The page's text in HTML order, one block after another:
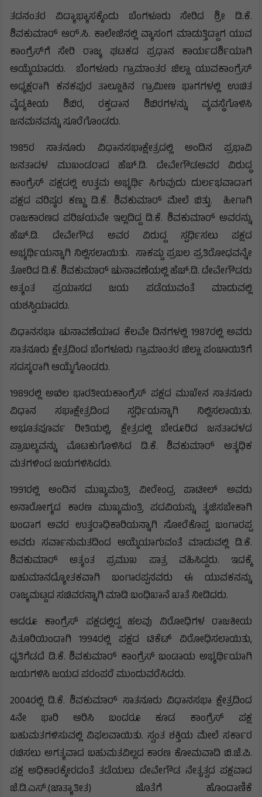
ತದನಂತರ ವಿದ್ಯಾಭ್ಯಾಸಕ್ಕೆಂದು ಬೆಂಗಳೂರು ಸೇರಿದ ಶ್ರೀ ಡಿ.ಕೆ.
ಶಿವಕುಮಾರ್ ಆರ್.ಸಿ. ಕಾಲೇಜಿನಲ್ಲಿ ವ್ಯಾಸಂಗ ಮಾಡುತ್ತಿದ್ದಾಗ ಯುವ
ಕಾಂಗ್ರೆಸ್‍ಗೆ ಸೇರಿ ರಾಜ್ಯ ಘಟಕದ ಪ್ರಧಾನ ಕಾರ್ಯದರ್ಶಿಯಾಗಿ
ಆಯ್ಕೆಯಾದರು. ಬೆಂಗಳೂರು ಗ್ರಾಮಾಂತರ ಜಿಲ್ಲಾ ಯುವಕಾಂಗ್ರೆಸ್‍
ಅಧ್ಯಕ್ಷರಾಗಿ ಕನಕಪುರ ತಾಲ್ಲೂಕಿನ ಗ್ರಾಮೀಣ ಭಾಗಗಳಲ್ಲಿ ಉಚಿತ
ವೈದ್ಯಕೀಯ ಶಿಬಿರ, ರಕ್ತದಾನ ಶಿಬಿರಗಳನ್ನು ವ್ಯವಸ್ಥೆಗೊಳಿಸಿ
ಜನಮನವನ್ನು ಸೂರೆಗೊಂಡರು.
1985ರ ಸಾತನೂರು ವಿಧಾನಸಭಾಕ್ಷೇತ್ರದಲ್ಲಿ ಅಂದಿನ ಪ್ರಭಾವಿ
ಜನತಾದಳ ಮುಖಂಡರಾದ ಹೆಚ್.ಡಿ. ದೇವೇಗೌಡಅವರ ವಿರುದ್ಧ
ಕಾಂಗ್ರೆಸ್ ಪಕ್ಷದಲ್ಲಿ ಉತ್ತಮ ಅಭ್ಯರ್ಥಿ ಸಿಗುವುದು ದುರ್ಲಭವಾದಾಗ
ಪಕ್ಷದ ವರಿಷ್ಠರ ಕಣ್ಣು ಡಿ.ಕೆ. ಶಿವಕುಮಾರ್ ಮೇಲೆ ಬಿತ್ತು. ಹೀಗಾಗಿ
ರಾಜಕಾರಣದ ಪರಿಚಯವೇ ಇಲ್ಲದಿದ್ದ ಡಿ.ಕೆ. ಶಿವಕುಮಾರ್ ಅವರನ್ನು
ಹೆಚ್.ಡಿ. ದೇವೇಗೌಡ ಅವರ ವಿರುದ್ದ ಸ್ಪರ್ಧಿಸಲು ಪಕ್ಷದ
ಅಭ್ಯರ್ಥಿಯನ್ನಾಗಿ ನಿಲ್ಲಿಸಲಾಯಿತು. ಸಾಕಷ್ಟು ಪ್ರಬಲ ಪ್ರತಿರೋಧವನ್ನೇ
ತೋರಿದ ಡಿ.ಕೆ. ಶಿವಕುಮಾರ್ ಚುನಾವಣೆಯಲ್ಲಿ ಹೆಚ್.ಡಿ. ದೇವೇಗೌಡರು
ಅತ್ಯಂತ ಪ್ರಯಾಸದ ಜಯ ಪಡೆಯುವಂತೆ ಮಾಡುವಲ್ಲಿ
ಯಶಸ್ವಿಯಾದರು.
ವಿಧಾನಸಭಾ ಚುನಾವಣೆಯಾದ ಕೆಲವೇ ದಿನಗಳಲ್ಲಿ 1987ರಲ್ಲಿ ಅವರು
ಸಾತನೂರು ಕ್ಷೇತ್ರದಿಂದ ಬೆಂಗಳೂರು ಗ್ರಾಮಾಂತರ ಜಿಲ್ಲಾ ಪಂಚಾಯಿತಿಗೆ
ಸದಸ್ಯರಾಗಿ ಆಯ್ಕೆಗೊಂಡರು.
1989ರಲ್ಲಿ ಅಖಿಲ ಭಾರತೀಯಕಾಂಗ್ರೆಸ್ ಪಕ್ಷದ ಮುಖೇನ ಸಾತನೂರು
ವಿಧಾನ ಸಭಾಕ್ಷೇತ್ರದಿಂದ ಸ್ಪರ್ಧಿಯನ್ನಾಗಿ ನಿಲ್ಲಿಸಲಾಯಿತು.
ಅಭೂತಪೂರ್ವ ರೀತಿಯಲ್ಲಿ, ಕ್ಷೇತ್ರದಲ್ಲಿ ಬೇರೂರಿದ ಜನತಾದಳದ
ಪ್ರಾಬಲ್ಯವನ್ನು ಮೊಟಕುಗೊಳಿಸಿದ ಡಿ.ಕೆ. ಶಿವಕುಮಾರ್ ಅತ್ಯಧಿಕ
ಮತಗಳಿಂದ ಜಯಗಳಿಸಿದರು.
1991ರಲ್ಲಿ ಅಂದಿನ ಮುಖ್ಯಮಂತ್ರಿ ವೀರೇಂದ್ರ ಪಾಟೀಲ್‍ ಅವರು
ಅನಾರೋಗ್ಯದ ಕಾರಣ ಮುಖ್ಯಮಂತ್ರಿ ಪದವಿಯನ್ನು ತ್ಯಜಿಸಬೇಕಾಗಿ
ಬಂದಾಗ ಅವರ ಉತ್ತರಾಧಿಕಾರಿಯನ್ನಾಗಿ ಸೋರೆಕೊಪ್ಪ ಬಂಗಾರಪ್ಪ
ಅವರು ಸರ್ವಾನುಮತದಿಂದ ಆಯ್ಕೆಯಾಗುವಂತೆ ಮಾಡುವಲ್ಲಿ ಡಿ.ಕೆ.
ಶಿವಕುಮಾರ್ ಅತ್ಯಂತ ಪ್ರಮುಖ ಪಾತ್ರ ವಹಿಸಿದ್ದರು. ಇದಕ್ಕೆ
ಬಹುಮಾನದ್ಯೋತಕವಾಗಿ ಬಂಗಾರಪ್ಪನವರು ಈ ಯುವಕನನ್ನು
ರಾಜ್ಯಮಟ್ಟದ ಸಚಿವರನ್ನಾಗಿ ಮಾಡಿ ಬಂಧಿಖಾನೆ ಖಾತೆ ನೀಡಿದರು.
ಆದರೂ ಕಾಂಗ್ರೆಸ್ ಪಕ್ಷದಲ್ಲಿದ್ದ ಹಲವು ವಿರೋಧಿಗಳ ರಾಜಕೀಯ
ಪಿತೂರಿಯಿಂದಾಗಿ 1994ರಲ್ಲಿ ಪಕ್ಷದ ಟಿಕೆಟ್ ವಿರೋಧಿಸಲಾಯಿತು,
ಧೃತಿಗೆಡದೆ ಡಿ.ಕೆ. ಶಿವಕುಮಾರ್ ಕಾಂಗ್ರೆಸ್ ಬಂಡಾಯ ಅಭ್ಯರ್ಥಿಯಾಗಿ
ಜಯಗಳಿಸಿ ಜಯದ ಪರಂಪರೆ ಮುಂದುವರೆಸಿದರು.
2004ರಲ್ಲಿ ಡಿ.ಕೆ. ಶಿವಕುಮಾರ್ ಸಾತನೂರು ವಿಧಾನಸಭಾ ಕ್ಷೇತ್ರದಿಂದ
4ನೇ ಭಾರಿ ಆರಿಸಿ ಬಂದರೂ ಕೂಡ ಕಾಂಗ್ರೆಸ್ ಪಕ್ಷ
ಬಹುಮತಗಳಿಸುವಲ್ಲಿ ವಿಫಲವಾಯಿತು. ಸ್ವಂತ ಶಕ್ತಿಯ ಮೇಲೆ ಸರ್ಕಾರ
ರಚಿಸಲು ಅಗತ್ಯವಾದ ಬಹುಮತವಿಲ್ಲದ ಕಾರಣ ಕೋಮವಾದಿ ಬಿ.ಜೆ.ಪಿ.
ಪಕ್ಷ ಅಧಿಕಾರಕ್ಕೇರದಂತೆ ತಡೆಯಲು ದೇವೇಗೌಡ ನೇತೃತ್ವದ ಪಕ್ಷವಾದ
ಜೆ.ಡಿ.ಎಸ್.(ಜಾತ್ಯಾತೀತ) ಜೊತೆಗೆ ಹೊಂದಾಣಿಕೆ